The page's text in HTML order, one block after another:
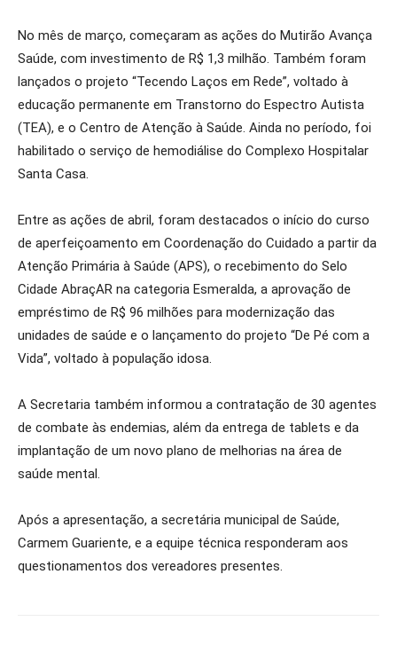
No mês de março, começaram as ações do Mutirão Avança
Saúde, com investimento de R$ 1,3 milhão. Também foram
lançados o projeto “Tecendo Laços em Rede”, voltado à
educação permanente em Transtorno do Espectro Autista
(TEA), e o Centro de Atenção à Saúde. Ainda no período, foi
habilitado o serviço de hemodiálise do Complexo Hospitalar
Santa Casa.
Entre as ações de abril, foram destacados o início do curso
de aperfeiçoamento em Coordenação do Cuidado a partir da
Atenção Primária à Saúde (APS), o recebimento do Selo
Cidade AbraçAR na categoria Esmeralda, a aprovação de
empréstimo de R$ 96 milhões para modernização das
unidades de saúde e o lançamento do projeto “De Pé com a
Vida”, voltado à população idosa.
A Secretaria também informou a contratação de 30 agentes
de combate às endemias, além da entrega de tablets e da
implantação de um novo plano de melhorias na área de
saúde mental.
Após a apresentação, a secretária municipal de Saúde,
Carmem Guariente, e a equipe técnica responderam aos
questionamentos dos vereadores presentes.